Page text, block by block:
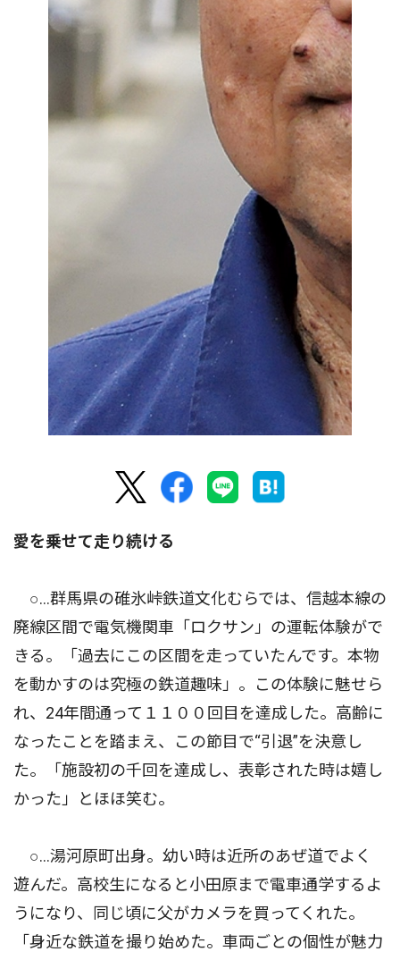
愛を乗せて走り続ける
○…群馬県の碓氷峠鉄道文化むらでは、信越本線の
廃線区間で電気機関車「ロクサン」の運転体験がで
きる。「過去にこの区間を走っていたんです。本物
を動かすのは究極の鉄道趣味」。この体験に魅せら
れ、24年間通って１１００回目を達成した。高齢に
なったことを踏まえ、この節目で“引退”を決意し
た。「施設初の千回を達成し、表彰された時は嬉し
かった」とほほ笑む。
○…湯河原町出身。幼い時は近所のあぜ道でよく
遊んだ。高校生になると小田原まで電車通学するよ
うになり、同じ頃に父がカメラを買ってくれた。
「身近な鉄道を撮り始めた。車両ごとの個性が魅力